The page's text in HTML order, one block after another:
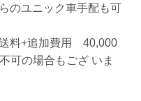
のユニック車手配も可
送料+追加費用 40,000
可の場合もござ いま